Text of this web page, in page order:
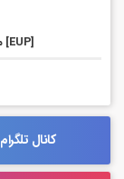
[EUP] مجموعه لباس فرم نیرو انتظامی برای فایوام
کانال تلگرام